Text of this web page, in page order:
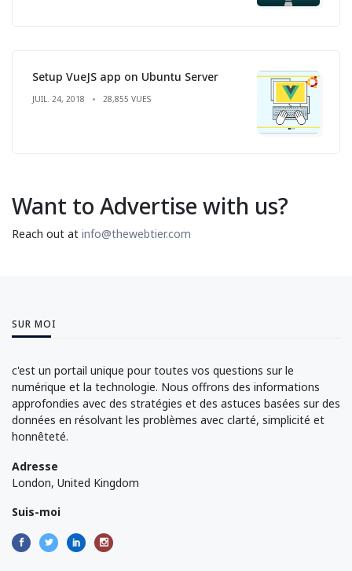
Setup VueJS app on Ubuntu Server
JUIL. 24, 2018 28,855 VUES
Want to Advertise with us?
Reach out at info@thewebtier.com
SUR MOI
c'est un portail unique pour toutes vos questions sur le
numérique et la technologie. Nous offrons des informations
approfondies avec des stratégies et des astuces basées sur des
données en résolvant les problèmes avec clarté, simplicité et
honnêteté.
Adresse
London, United Kingdom
Suis-moi